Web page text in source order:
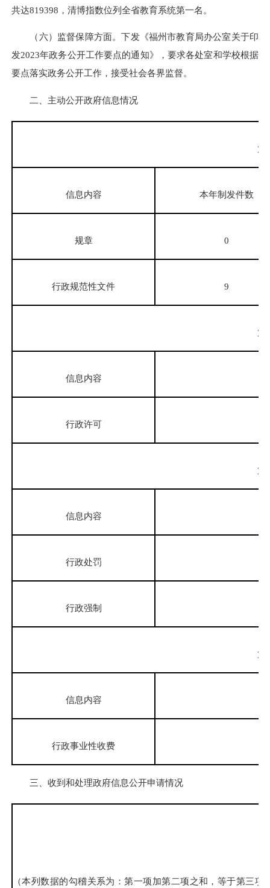
共达819398，清博指数位列全省教育系统第一名。
（六）监督保障方面。下发《福州市教育局办公室关于印
发2023年政务公开工作要点的通知》，要求各处室和学校根据
要点落实政务公开工作，接受社会各界监督。
二、主动公开政府信息情况
第
信息内容 本年制发件数
规章 0
行政规范性文件 9
第
信息内容
行政许可
第
信息内容
行政处罚
行政强制
第
信息内容
行政事业性收费
三、收到和处理政府信息公开申请情况
（本列数据的勾稽关系为：第一项加第二项之和，等于第三项